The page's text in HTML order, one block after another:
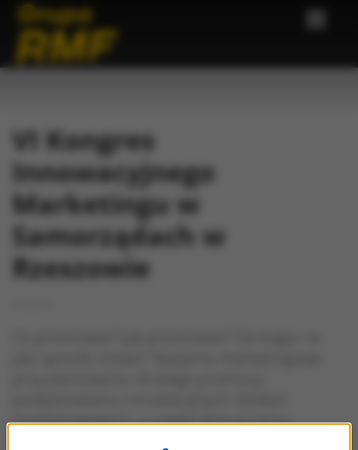
VI Kongres
Innowacyjnego
Marketingu w
Samorządach w
Rzeszowie
marketingowych, a nawet wyznaczaniu